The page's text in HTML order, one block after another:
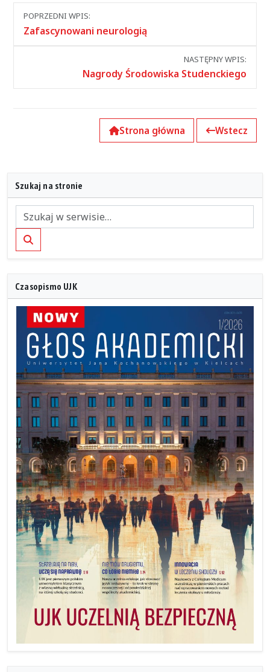
Nawigacja
między
POPRZEDNI WPIS:
Zafascynowani neurologią
NASTĘPNY WPIS:
Nagrody Środowiska Studenckiego
Strona główna Wstecz
Szukaj na stronie
Szukaj
Czasopismo UJK